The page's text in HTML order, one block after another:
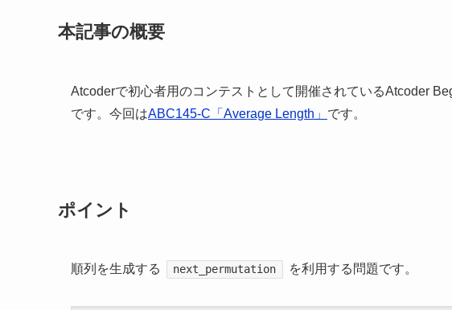
本記事の概要
Atcoderで初心者用のコンテストとして開催されているAtcoder
です。今回はABC145-C「Average Length」 です。
ポイント
順列を生成する next_permutation を利用する問題です。